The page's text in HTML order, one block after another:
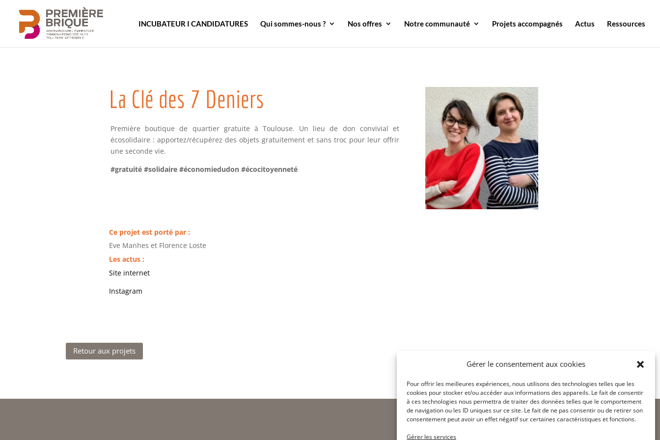
Gérer le consentement aux cookies
Pour offrir les meilleures expériences, nous utilisons des technologies telles que les
cookies pour stocker et/ou accéder aux informations des appareils. Le fait de consentir
à ces technologies nous permettra de traiter des données telles que le comportement
de navigation ou les ID uniques sur ce site. Le fait de ne pas consentir ou de retirer son
consentement peut avoir un effet négatif sur certaines caractéristiques et fonctions.
Gérer les services
INCUBATEUR I CANDIDATURES Qui sommes-nous ? Nos offres Notre communauté Projets accompagnés Actus Ressources
La Clé des 7 Deniers
Première boutique de quartier gratuite à Toulouse. Un lieu de don convivial et
écosolidaire : apportez/récupérez des objets gratuitement et sans troc pour leur offrir
une seconde vie.
#gratuité #solidaire #économiedudon #écocitoyenneté
Ce projet est porté par :
Eve Manhes et Florence Loste
Les actus :
Site internet
Instagram
Retour aux projets